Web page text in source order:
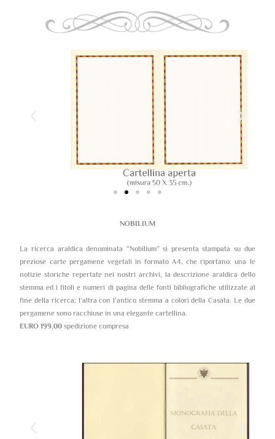
NOBILIUM
La ricerca araldica denominata “Nobilium” si presenta stampata su due
preziose carte pergamene vegetali in formato A4, che riportano: una le
notizie storiche repertate nei nostri archivi, la descrizione araldica dello
stemma ed i titoli e numeri di pagina delle fonti bibliografiche utilizzate al
fine della ricerca; l’altra con l’antico stemma a colori della Casata. Le due
pergamene sono racchiuse in una elegante cartellina.
EURO 199,00 spedizione compresa